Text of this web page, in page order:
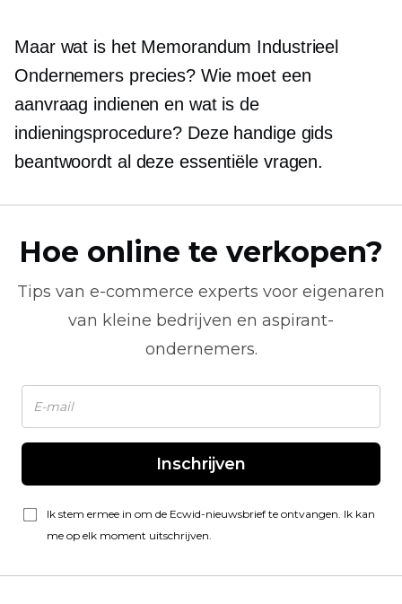
Maar wat is het Memorandum Industrieel
Ondernemers precies? Wie moet een
aanvraag indienen en wat is de
indieningsprocedure? Deze handige gids
beantwoordt al deze essentiële vragen.
Hoe online te verkopen?
Tips van e-commerce experts voor eigenaren
van kleine bedrijven en aspirant-
ondernemers.
Inschrijven
Ik stem ermee in om de Ecwid-nieuwsbrief te ontvangen. Ik kan
me op elk moment uitschrijven.